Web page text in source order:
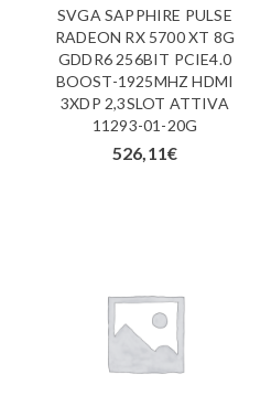
SVGA SAPPHIRE PULSE
RADEON RX 5700 XT 8G
GDDR6 256BIT PCIE4.0
BOOST-1925MHZ HDMI
3XDP 2,3SLOT ATTIVA
11293-01-20G
526,11€